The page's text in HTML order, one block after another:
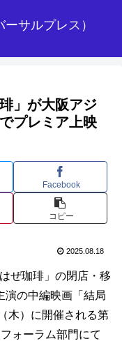
サルプレス）
」が大阪アジ
プレミア上映
Facebook
コピー
2025.08.18
ぜ珈琲」の閉店・移
演の中編映画「結局
木）に開催される第
ォーラム部門にて